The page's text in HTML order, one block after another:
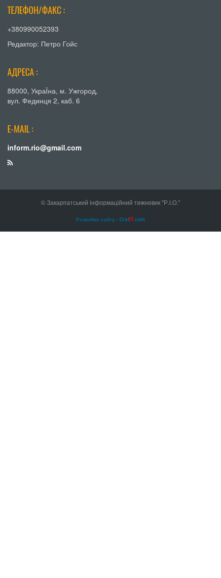
ТЕЛЕФОН/ФАКС :
+380990052393
Редактор: Петро Гойс
АДРЕСА :
88000, УкраЇна, м. Ужгород,
вул. Фединця 2, каб. 6
E-MAIL :
inform.rio@gmail.com
© Закарпатський інформаційний тижневик "Р.І.О."
Розробка сайту - CrafIT.com